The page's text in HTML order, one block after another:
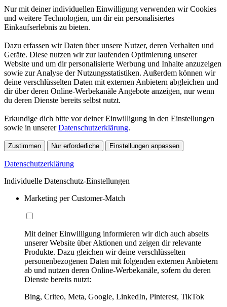
Nur mit deiner individuellen Einwilligung verwenden wir Cookies
und weitere Technologien, um dir ein personalisiertes
Einkaufserlebnis zu bieten.
Dazu erfassen wir Daten über unsere Nutzer, deren Verhalten und
Geräte. Diese nutzen wir zur laufenden Optimierung unserer
Website und um dir personalisierte Werbung und Inhalte anzuzeigen
sowie zur Analyse der Nutzungsstatistiken. Außerdem können wir
deine verschlüsselten Daten mit externen Anbietern abgleichen und
dir über deren Online-Werbekanäle Angebote anzeigen, nur wenn
du deren Dienste bereits selbst nutzt.
Erkundige dich bitte vor deiner Einwilligung in den Einstellungen
sowie in unsererDatenschutzerklärung.
Zustimmen Nur erforderliche Einstellungen anpassen
Datenschutzerklärung
Individuelle Datenschutz-Einstellungen
Marketing per Customer-Match
Mit deiner Einwilligung informieren wir dich auch abseits
unserer Website über Aktionen und zeigen dir relevante
Produkte. Dazu gleichen wir deine verschlüsselten
personenbezogenen Daten mit folgenden externen Anbietern
ab und nutzen deren Online-Werbekanäle, sofern du deren
Dienste bereits nutzt:
Bing, Criteo, Meta, Google, LinkedIn, Pinterest, TikTok